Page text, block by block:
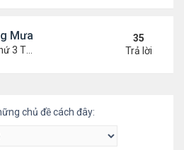
Mưa (Lôi Vũ)
10 20, 2020 9:50 pm
35
Trả lời
chủ đề cách đây: